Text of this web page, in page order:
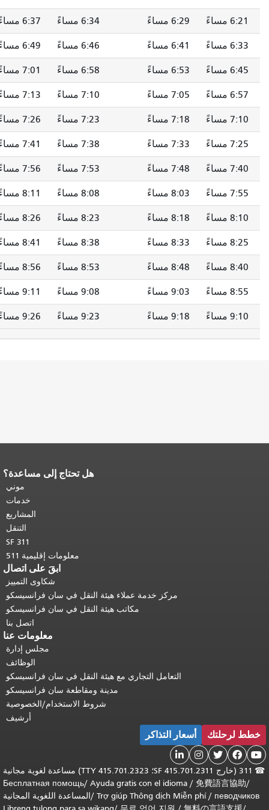
6:21 مساءً 6:29 مساءً 6:34 مساءً 6:37 مساءً
6:33 مساءً 6:41 مساءً 6:46 مساءً 6:49 مساءً
6:45 مساءً 6:53 مساءً 6:58 مساءً 7:01 مساءً
6:57 مساءً 7:05 مساءً 7:10 مساءً 7:13 مساءً
7:10 مساءً 7:18 مساءً 7:23 مساءً 7:26 مساءً
7:25 مساءً 7:33 مساءً 7:38 مساءً 7:41 مساءً
7:40 مساءً 7:48 مساءً 7:53 مساءً 7:56 مساءً
7:55 مساءً 8:03 مساءً 8:08 مساءً 8:11 مساءً
8:10 مساءً 8:18 مساءً 8:23 مساءً 8:26 مساءً
8:25 مساءً 8:33 مساءً 8:38 مساءً 8:41 مساءً
8:40 مساءً 8:48 مساءً 8:53 مساءً 8:56 مساءً
8:55 مساءً 9:03 مساءً 9:08 مساءً 9:11 مساءً
9:10 مساءً 9:18 مساءً 9:23 مساءً 9:26 مساءً
هل تحتاج إلى مساعدة؟
موني
خدمات
المشاريع
التنقل
SF 311
معلومات إقليمية 511
ابقَ على اتصال
شكاوى التمييز
مركز خدمة عملاء هيئة النقل في سان فرانسيسكو
مكاتب هيئة النقل في سان فرانسيسكو
اتصل بنا
معلومات عنا
مجلس إدارة
الوظائف
التعامل التجاري مع هيئة النقل في سان فرانسيسكو
مدينة ومقاطعة سان فرانسيسكو
شروط الاستخدام/الخصوصية
أرشيف
خطط لرحلتك أسعار التذاكر





311 (خارج SF 415.701.2311؛ TTY 415.701.2323) مساعدة لغوية مجانية
免費語言協助
/
Ayuda gratis con el idioma
/
Бесплатная помощь
певодчиков
/
Trợ giúp Thông dịch Miễn phí
/المساعدة اللغوية المجانية